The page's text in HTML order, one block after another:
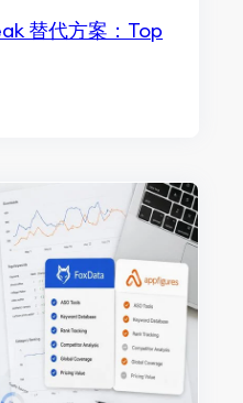
替代方案：Top